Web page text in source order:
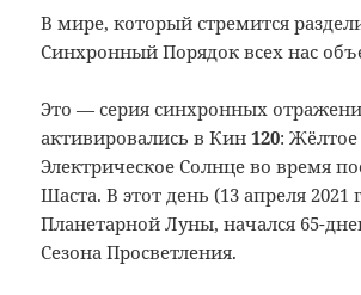
В мире, который стремится
Синхронный Порядок всех нас
Это — серия синхронных
активировались в Кин120: Жёлтое
Электрическое Солнце во время
Шаста. В этот день (13 апреля 2021
Планетарной Луны, начался 65-
Сезона Просветления.